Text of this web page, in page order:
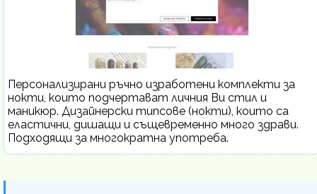
Персонализирани ръчно изработени комплекти за
нокти, които подчертават личния Ви стил и
маникюр. Дизайнерски типсове (нокти), които са
еластични, дишащи и същевременно много здрави.
Подходящи за многократна употреба.